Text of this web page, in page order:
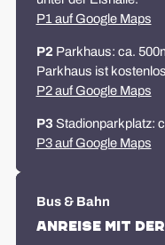
P1 auf Google Maps
P2 Parkhaus: ca.
Parkhaus ist
P2 auf Google Maps
P3 Stadionparkplatz:
P3 auf Google Maps
Bus & Bahn
Anreise mit